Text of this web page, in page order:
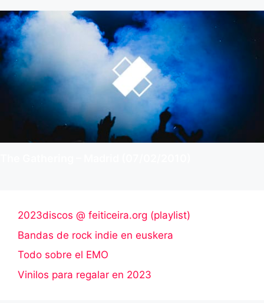
2023discos @ feiticeira.org (playlist)
Bandas de rock indie en euskera
Todo sobre el EMO
Vinilos para regalar en 2023